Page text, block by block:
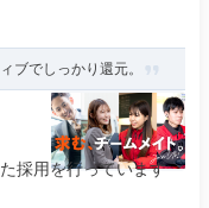
ブでしっかり還元。
用を行っています